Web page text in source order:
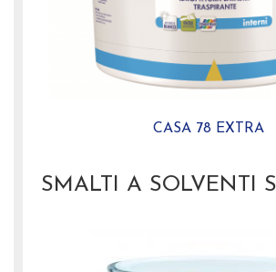
CASA 78 EXTRA
SMALTI A SOLVENTI